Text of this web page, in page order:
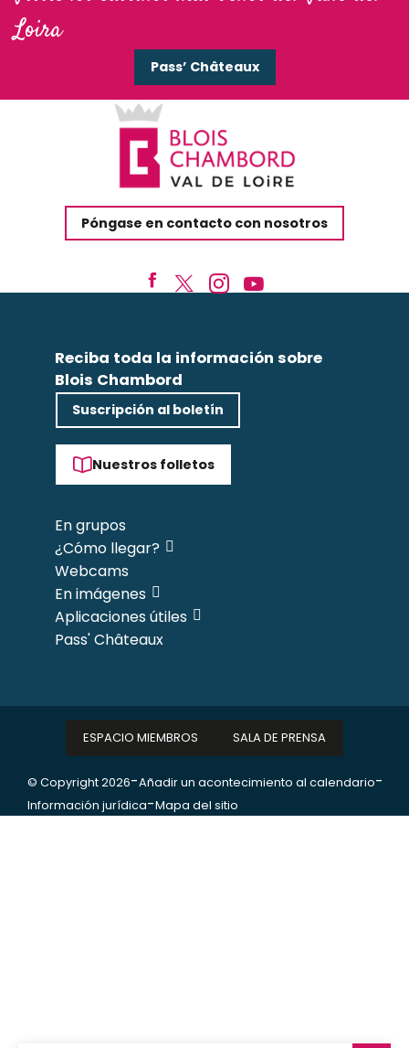
Loira
Pass’ Châteaux
Póngase en contacto con nosotros
Reciba toda la información sobre
Blois Chambord
Suscripción al boletín
Nuestros folletos
En grupos
¿Cómo llegar?
Webcams
En imágenes
Aplicaciones útiles
Pass' Châteaux
© Copyright 2026-Añadir un acontecimiento al calendario-
Información jurídica-Mapa del sitio
ESPACIO MIEMBROS SALA DE PRENSA